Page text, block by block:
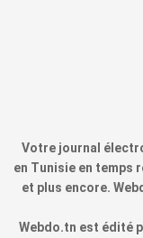
Votre journal
en Tunisie en temps
et plus encore.
Webdo.tn est édité